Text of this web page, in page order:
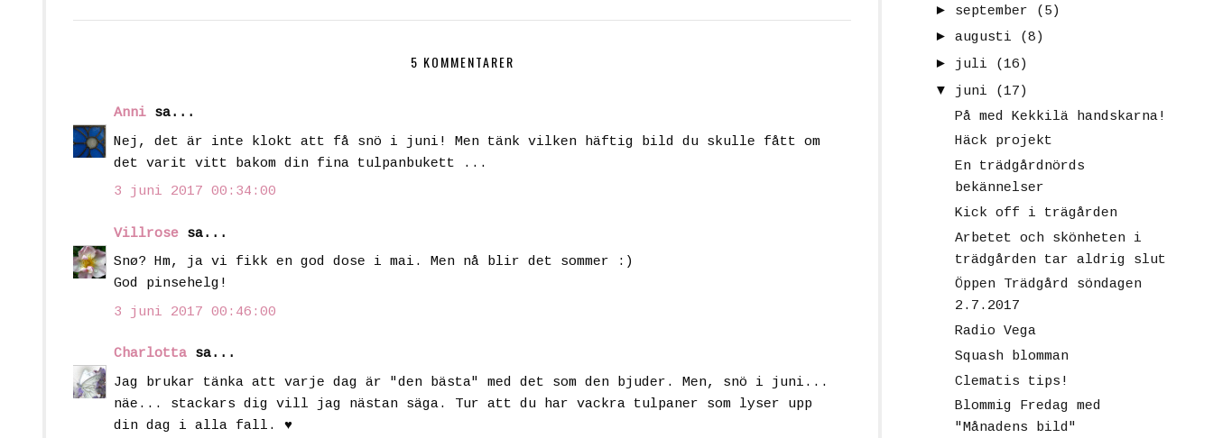
5 KOMMENTARER
Anni sa...
Nej, det är inte klokt att få snö i juni! Men tänk vilken häftig bild du skulle fått om
det varit vitt bakom din fina tulpanbukett ...
3 juni 2017 00:34:00
Villrose sa...
Snø? Hm, ja vi fikk en god dose i mai. Men nå blir det sommer :)
God pinsehelg!
3 juni 2017 00:46:00
Charlotta sa...
Jag brukar tänka att varje dag är "den bästa" med det som den bjuder. Men, snö i juni...
näe... stackars dig vill jag nästan säga. Tur att du har vackra tulpaner som lyser upp
din dag i alla fall. ♥
► september
(5)
► augusti
(8)
► juli
(16)
▼
juni
(17)
På med Kekkilä handskarna!
Häck projekt
En trädgårdnörds
bekännelser
Kick off i trägården
Arbetet och skönheten i
trädgården tar aldrig slut
Öppen Trädgård söndagen
2.7.2017
Radio Vega
Squash blomman
Clematis tips!
Blommig Fredag med
"Månadens bild"